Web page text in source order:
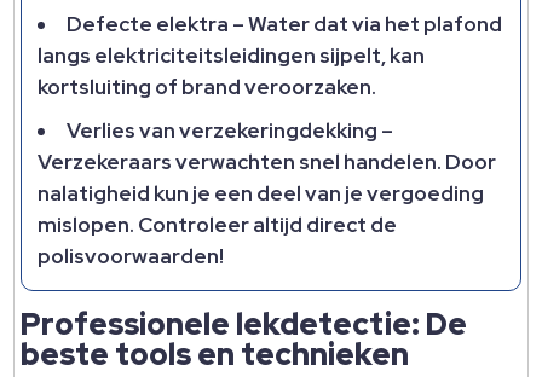
Defecte elektra – Water dat via het plafond
langs elektriciteitsleidingen sijpelt, kan
kortsluiting of brand veroorzaken.
Verlies van verzekeringdekking –
Verzekeraars verwachten snel handelen. Door
nalatigheid kun je een deel van je vergoeding
mislopen. Controleer altijd direct de
polisvoorwaarden!
Professionele lekdetectie: De
beste tools en technieken